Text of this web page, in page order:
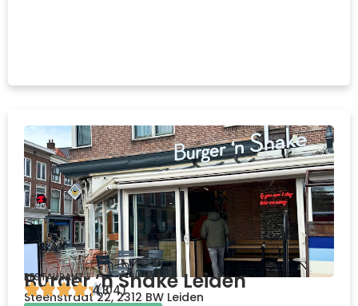
RESTAURANT
Burger ’n Shake Leiden
4.3
(104)
Steenstraat 22, 2312 BW Leiden